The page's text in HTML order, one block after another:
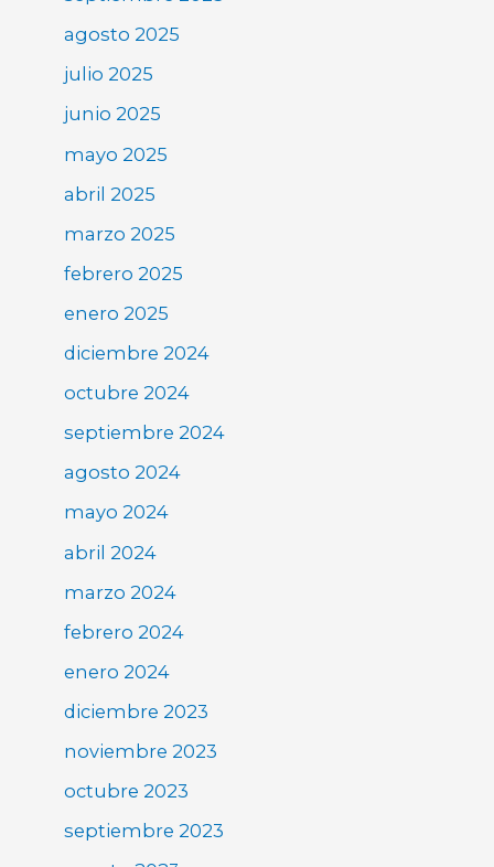
agosto 2025
julio 2025
junio 2025
mayo 2025
abril 2025
marzo 2025
febrero 2025
enero 2025
diciembre 2024
octubre 2024
septiembre 2024
agosto 2024
mayo 2024
abril 2024
marzo 2024
febrero 2024
enero 2024
diciembre 2023
noviembre 2023
octubre 2023
septiembre 2023